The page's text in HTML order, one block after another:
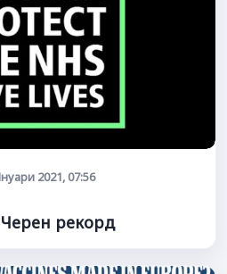
2021, 07:56
рекорд